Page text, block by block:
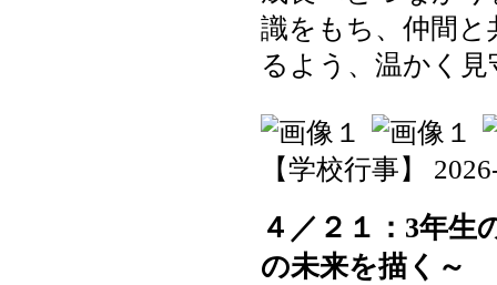
識をもち、仲間
るよう、温かく
【学校行事】
４／２１：3年生
の未来を描く～